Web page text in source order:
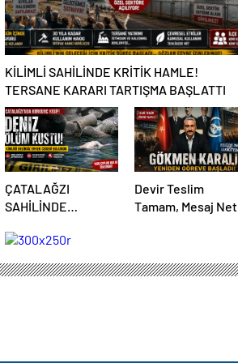
KİLİMLİ SAHİLİNDE KRİTİK HAMLE!
TERSANE KARARI TARTIŞMA BAŞLATTI
ÇATALAĞZI
SAHİLİNDE
ÖLÜM!
Devir Teslim
Tamam, Mesaj Net
Yemin Etti
gibi…